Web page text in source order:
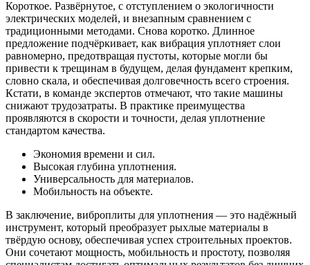
Короткое. Развёрнутое, с отступлением о экологичности
электрических моделей, и внезапным сравнением с
традиционными методами. Снова коротко. Длинное
предложение подчёркивает, как вибрация уплотняет слои
равномерно, предотвращая пустоты, которые могли бы
привести к трещинам в будущем, делая фундамент крепким,
словно скала, и обеспечивая долговечность всего строения.
Кстати, в команде экспертов отмечают, что такие машины
снижают трудозатраты. В практике преимущества
проявляются в скорости и точности, делая уплотнение
стандартом качества.
Экономия времени и сил.
Высокая глубина уплотнения.
Универсальность для материалов.
Мобильность на объекте.
В заключение, виброплиты для уплотнения — это надёжный
инструмент, который преобразует рыхлые материалы в
твёрдую основу, обеспечивая успех строительных проектов.
Они сочетают мощность, мобильность и простоту, позволяя